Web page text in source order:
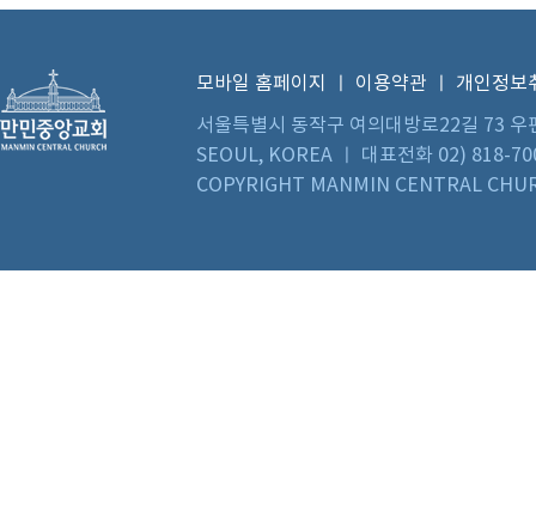
모바일 홈페이지 이용약관
개인정보
서울특별시 동작구 여의대방로22길 73
SEOUL, KOREA ㅣ 대표전화 02) 818-
COPYRIGHT MANMIN CENTRAL